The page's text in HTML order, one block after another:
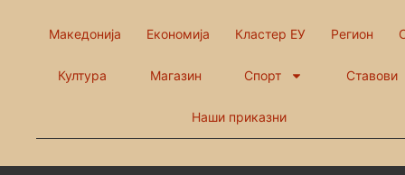
Македонија Економија Кластер ЕУ Регион
Култура Магазин Спорт Ставови
Наши приказни